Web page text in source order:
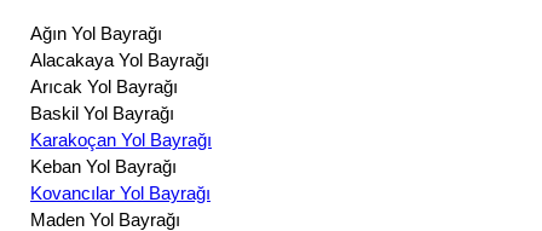
Ağın Yol Bayrağı
Alacakaya Yol Bayrağı
Arıcak Yol Bayrağı
Baskil Yol Bayrağı
Karakoçan Yol Bayrağı
Keban Yol Bayrağı
Kovancılar Yol Bayrağı
Maden Yol Bayrağı